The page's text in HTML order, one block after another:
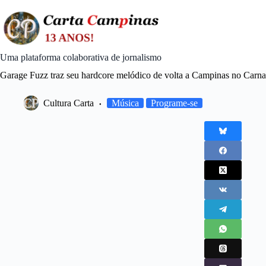
content
Uma plataforma colaborativa de jornalismo
Garage Fuzz traz seu hardcore melódico de volta a Campinas no
Cultura Carta Música Programe-se